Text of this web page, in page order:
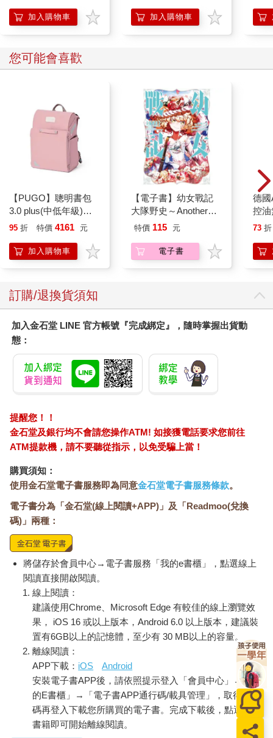
加入購物車 加入購物車
您可能會喜歡
【PUGO】聰明書包
3.0 plus(中低年級)藕
粉 全新進化玩美上市
95 折 特價 4161 元
加入購物車
【電子書】幼女戰記
大隊野史～Another
Story of the Battalion～
特價 115 元
電子書
德國
控
凝露
調
滋
73 折
訂購/退換貨須知
加入金石堂 LINE 官方帳號『完成綁定』，隨時掌握出貨動
態：
提醒您！！
金石堂及銀行均不會請您操作ATM! 如接獲電話要求您前往
ATM提款機，請不要聽從指示，以免受騙上當！
購買須知：
使用金石堂電子書服務即為同意金石堂電子書服務條款。
電子書分為「金石堂(線上閱讀+APP)」及「Readmoo(兌換
碼)」兩種：
將儲存於會員中心→電子書服務「我的e書櫃」，點選線上
閱讀直接開啟閱讀。
線上閱讀：
建議使用Chrome、Microsoft Edge 有較佳的線上瀏覽效
果， iOS 16 或以上版本，Android 6.0 以上版本，建議裝
置有6GB以上的記憶體，至少有 30 MB以上的容量。
離線閱讀：
APP下載： iOS
Android
安裝電子書APP後，請依照提示登入「會員中心」→「我
的E書櫃」→「電子書APP通行碼/載具管理」，取得通行
碼再登入下載您所購買的電子書。完成下載後，點選任一
書籍即可開始離線閱讀。